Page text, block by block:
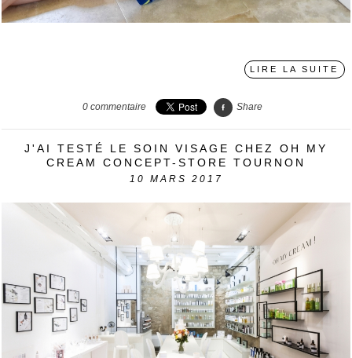
LIRE LA SUITE
0 commentaire Share
J'AI TESTÉ LE SOIN VISAGE CHEZ OH MY
CREAM CONCEPT-STORE TOURNON
10 MARS 2017